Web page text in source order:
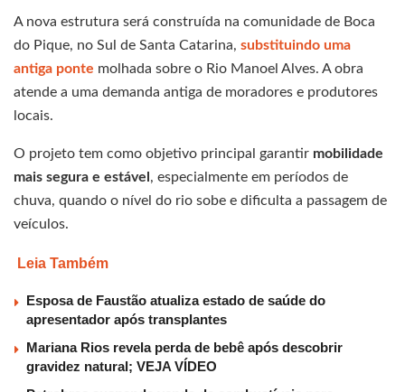
A nova estrutura será construída na comunidade de Boca
do Pique, no Sul de Santa Catarina, substituindo uma
antiga ponte molhada sobre o Rio Manoel Alves. A obra
atende a uma demanda antiga de moradores e produtores
locais.
O projeto tem como objetivo principal garantir mobilidade
mais segura e estável , especialmente em períodos de
chuva, quando o nível do rio sobe e dificulta a passagem de
veículos.
Leia Também
Esposa de Faustão atualiza estado de saúde do
apresentador após transplantes
Mariana Rios revela perda de bebê após descobrir
gravidez natural; VEJA VÍDEO